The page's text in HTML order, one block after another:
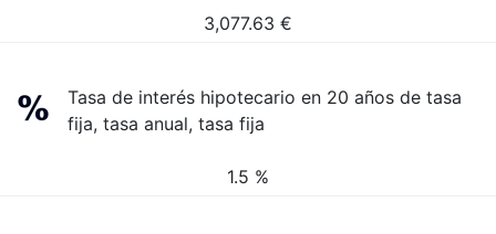
3,077.63 €
Tasa de interés hipotecario en 20 años de tasa
fija, tasa anual, tasa fija
1.5 %